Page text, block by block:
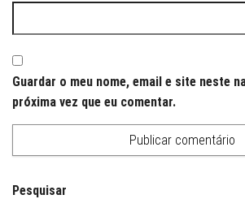
Guardar o meu nome, email e site neste
próxima vez que eu comentar.
Pesquisar